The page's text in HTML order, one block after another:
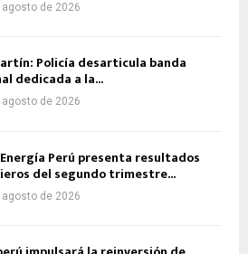
agosto de 2026
Policía desarticula banda
dedicada a la...
agosto de 2026
Perú presenta resultados
del segundo trimestre...
agosto de 2026